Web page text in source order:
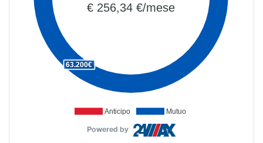
Anticipo Mutuo
63.200€
€ 256,34 €/mese
Powered by